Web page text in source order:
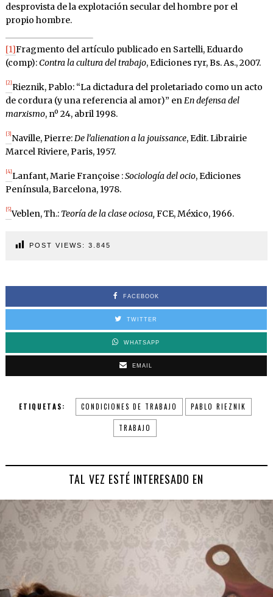
desprovista de la explotación secular del hombre por el
propio hombre.
[1]Fragmento del artículo publicado en Sartelli, Eduardo
(comp):Contra la cultura del trabajo, Ediciones ryr, Bs. As., 2007.
[2] Rieznik, Pablo: “La dictadura del proletariado como un acto
de cordura (y una referencia al amor)” enEn defensa del
marxismo, nº 24, abril 1998.
[3] Naville, Pierre:De l’alienation a la jouissance, Edit. Librairie
Marcel Riviere, Paris, 1957.
[4] Lanfant, Marie Françoise :Sociología del ocio, Ediciones
Península, Barcelona, 1978.
[5]Veblen, Th.: Teoría de la clase ociosa, FCE, México, 1966.
POST VIEWS: 3.845
FACEBOOK
TWITTER
WHATSAPP
EMAIL
ETIQUETAS: CONDICIONES DE TRABAJO PABLO RIEZNIK
TRABAJO
TAL VEZ ESTÉ INTERESADO EN